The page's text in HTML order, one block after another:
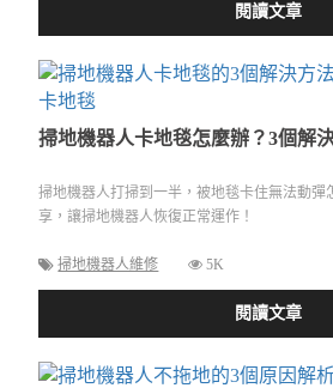
閱讀文章
掃地機器人卡地毯怎麼辦？3個解
掃地機器人打掃到一半，被地毯卡住無法動彈
享，讓掃地機器人恢復正常運作！
掃地機器人維修 5K
閱讀文章